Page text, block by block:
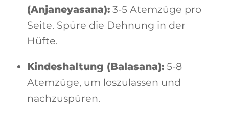
(Anjaneyasana): 3-5 Atemzüge pro
Seite. Spüre die Dehnung in der
Hüfte.
Kindeshaltung (Balasana): 5-8
Atemzüge, um loszulassen und
nachzuspüren.